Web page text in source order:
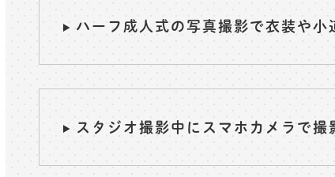
ハーフ成人式の写真撮影で衣装や小
スタジオ撮影中にスマホカメラで撮